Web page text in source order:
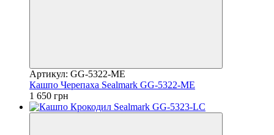
Артикул: GG-5322-ME
Кашпо Черепаха Sealmark GG-5322-ME
1 650 грн